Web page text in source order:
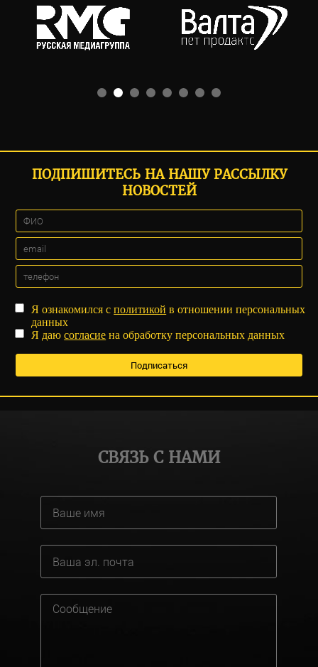
ПОДПИШИТЕСЬ НА НАШУ РАССЫЛКУ
НОВОСТЕЙ
Я ознакомился сполитикой в отношении персональных
данных
Я даюсогласие на обработку персональных данных
СВЯЗЬ С НАМИ